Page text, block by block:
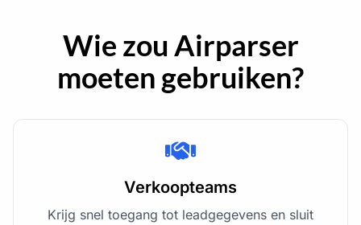
Wie zou Airparser
moeten gebruiken?
Verkoopteams
Krijg snel toegang tot leadgegevens en sluit